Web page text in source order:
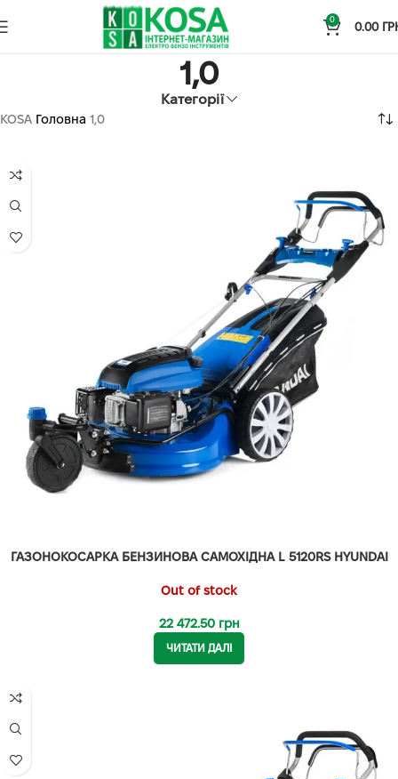
0
0.00
1,0
Категорії
KOSA Головна 1,0
ГАЗОНОКОСАРКА БЕНЗИНОВА САМОХІДНА L 5120RS HYUNDAI
Out of stock
22 472.50 грн
ЧИТАТИ ДАЛІ